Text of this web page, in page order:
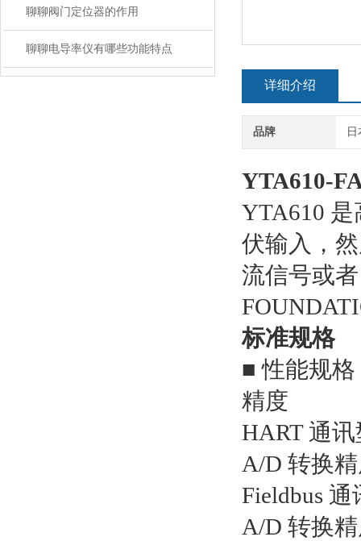
聊聊阀门定位器的作用
聊聊电导率仪有哪些功能特点
详细介绍
品牌
YTA610-
YTA610
伏输入，
流信号或
标准规格
■ 性能规格
精度
HART 通
A/D 转换
Fieldbus 通
A/D 转换